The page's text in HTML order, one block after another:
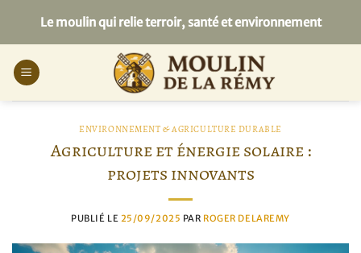
contenu
Le moulin qui relie terroir, santé et environnement
ENVIRONNEMENT & AGRICULTURE DURABLE
Agriculture et énergie solaire :
projets innovants
PUBLIÉ LE 25/09/2025 PAR ROGER DELAREMY